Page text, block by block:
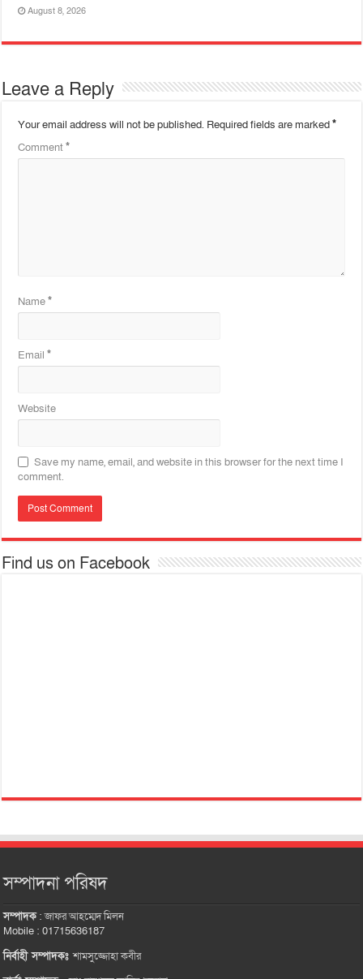
August 8, 2026
Leave a Reply
Your email address will not be published. Required fields are marked*
Comment*
Name*
Email*
Website
Save my name, email, and website in this browser for the next time I
comment.
Find us on Facebook
সম্পাদনা পরিষদ
সম্পাদক:জাফর আহম্মেদ মিলন
Mobile : 01715636187
নির্বাহী সম্পাদকঃশামসুজ্জোহা কবীর